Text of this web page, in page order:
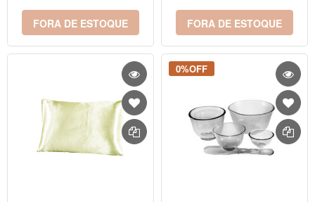
FORA DE ESTOQUE FORA DE ESTOQUE
0%OFF